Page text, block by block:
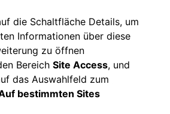
die Schaltfläche Details, um
Informationen über diese
zu öffnen
Bereich Site Access, und
das Auswahlfeld zum
bestimmten Sites